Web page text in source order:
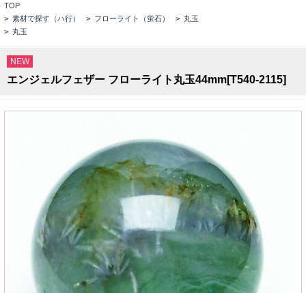
TOP
> 素材で探す（ハ行） > フローライト（蛍石） > 丸玉
> 丸玉
NEW
エンジェルフェザー フローライト丸玉44mm[T540-2115]